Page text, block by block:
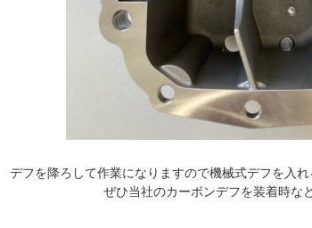
デフを降ろして作業になりますので機械式デフを入
ぜひ当社のカーボンデフを装着時な